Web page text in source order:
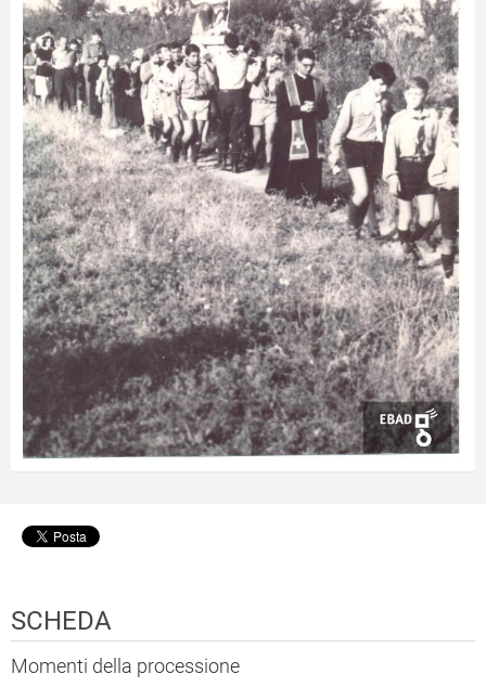
SCHEDA
Momenti della processione